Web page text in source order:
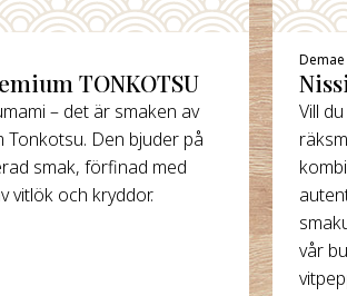
TONKOTSU
– det är smaken av
Tonkotsu. Den bjuder på
smak, förfinad med
vitlök och kryddor.
Demae
Vill
vår